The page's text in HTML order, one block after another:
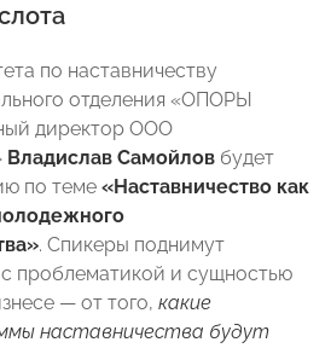
по наставничеству
отделения «ОПОРЫ
директор ООО
Владислав Самойлов будет
по теме «Наставничество как
. Спикеры поднимут
проблематикой и сущностью
— от того, какие
наставничества будут